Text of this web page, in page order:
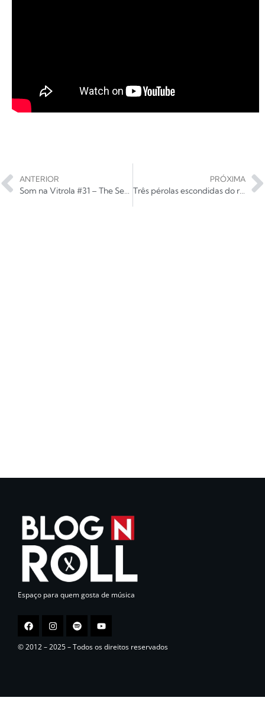
ANTERIOR
Som na Vitrola #31 – The Search Of Everything, o novo álbum de John Mayer
PRÓXIMA
Três pérolas escondidas do rock: The Tubes, Kix e Sailor
Espaço para quem gosta de música
© 2012 – 2025 – Todos os direitos reservados